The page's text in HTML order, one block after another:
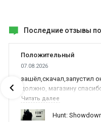
Последние отзывы
Положительный
07.08.2026
зашёл,скачал,запустил
должно, магазину
время,нервы и деньги,
поддержку населению и
оказываете помощь
Читать далее
Hunt: